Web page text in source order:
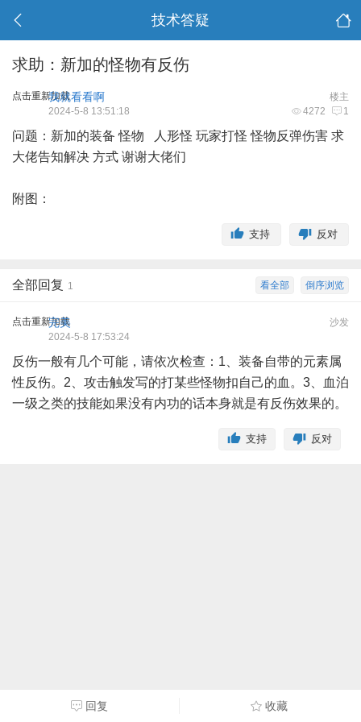
技术答疑
求助：新加的怪物有反伤
点击重新加载 楼主
我就看看啊
4272 1
2024-5-8 13:51:18
问题 ：新加的装备怪物 人形怪 玩家打怪 怪物反弹伤害 求
大佬告知解决 方式 谢谢大佬们
附图：
反对
支持
倒序浏览
看全部
全部回复 1
点击重新加载 沙发
完美
2024-5-8 17:53:24
反伤一般有几个可能，请依次检查：1、装备自带的元素属
性反伤。2、攻击触发写的打某些怪物扣自己的血。3、血泊
一级之类的技能如果没有内功的话本身就是有反伤效果的。
反对
支持
回复 收藏